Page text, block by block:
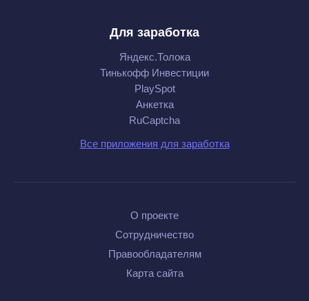
Для заработка
Яндекс.Толока
Тинькофф Инвестиции
PlaySpot
Анкетка
RuCaptcha
Все приложения для заработка
О проекте
Сотрудничество
Правообладателям
Карта сайта